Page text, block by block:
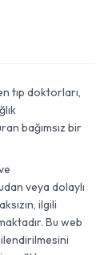
tıp doktorları,
bağımsız bir
veya dolaylı
ilgili
Bu web